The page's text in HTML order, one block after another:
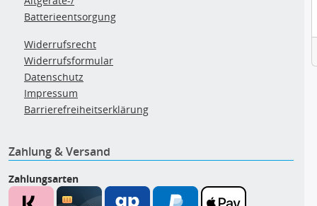
Batterieentsorgung
Widerrufsrecht
Widerrufsformular
Datenschutz
Impressum
Barrierefreiheitserklärung
Zahlung & Versand
Zahlungsarten